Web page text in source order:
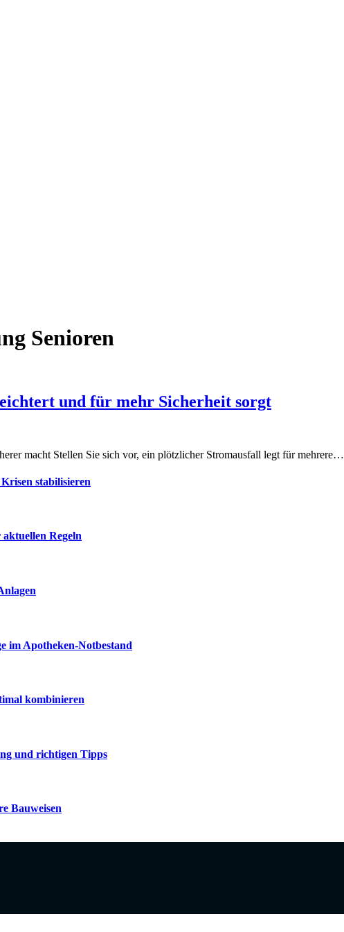
Senioren
und für mehr Sicherheit sorgt
macht Stellen Sie sich vor, ein plötzlicher Stromausfall legt für mehrere…
stabilisieren
Regeln
im Apotheken-Notbestand
kombinieren
und richtigen Tipps
Bauweisen